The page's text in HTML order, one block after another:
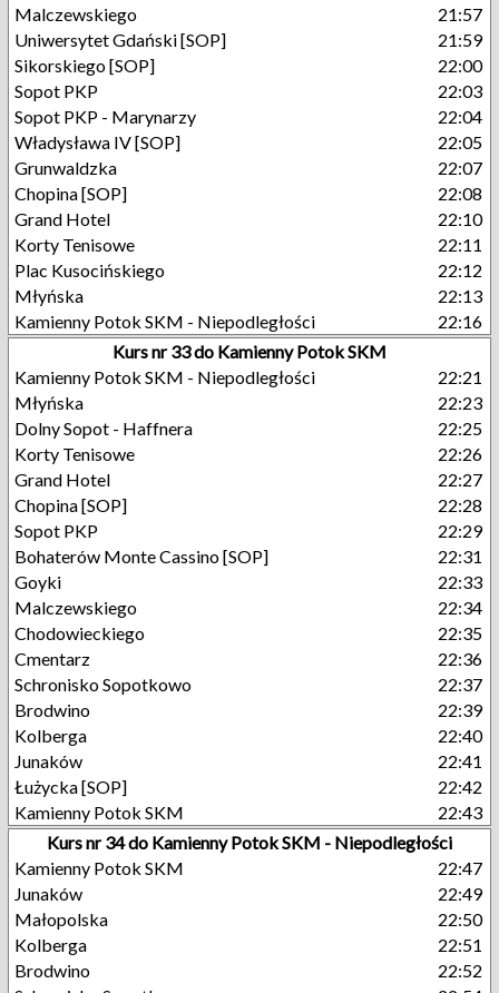
Malczewskiego
21:57
Uniwersytet Gdański [SOP]
21:59
Sikorskiego [SOP]
22:00
Sopot PKP
22:03
Sopot PKP - Marynarzy
22:04
Władysława IV [SOP]
22:05
Grunwaldzka
22:07
Chopina [SOP]
22:08
Grand Hotel
22:10
Korty Tenisowe
22:11
Plac Kusocińskiego
22:12
Młyńska
22:13
Kamienny Potok SKM - Niepodległości
22:16
Kurs nr 33 do Kamienny Potok SKM
Kamienny Potok SKM - Niepodległości
22:21
Młyńska
22:23
Dolny Sopot - Haffnera
22:25
Korty Tenisowe
22:26
Grand Hotel
22:27
Chopina [SOP]
22:28
Sopot PKP
22:29
Bohaterów Monte Cassino [SOP]
22:31
Goyki
22:33
Malczewskiego
22:34
Chodowieckiego
22:35
Cmentarz
22:36
Schronisko Sopotkowo
22:37
Brodwino
22:39
Kolberga
22:40
Junaków
22:41
Łużycka [SOP]
22:42
Kamienny Potok SKM
22:43
Kurs nr 34 do Kamienny Potok SKM - Niepodległości
Kamienny Potok SKM
22:47
Junaków
22:49
Małopolska
22:50
Kolberga
22:51
Brodwino
22:52